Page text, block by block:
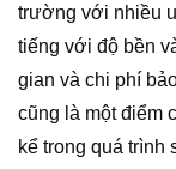
trường với nhiều
tiếng với độ bền
gian và chi phí
cũng là một điểm
kể trong quá trình